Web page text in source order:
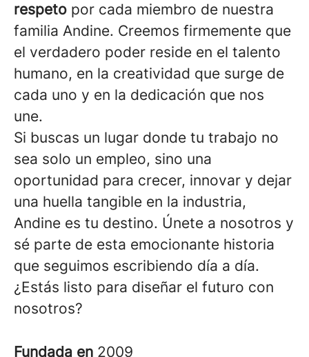
respeto por cada miembro de nuestra
familia Andine. Creemos firmemente que
el verdadero poder reside en el talento
humano, en la creatividad que surge de
cada uno y en la dedicación que nos
une.
Si buscas un lugar donde tu trabajo no
sea solo un empleo, sino una
oportunidad para crecer, innovar y dejar
una huella tangible en la industria,
Andine es tu destino. Únete a nosotros y
sé parte de esta emocionante historia
que seguimos escribiendo día a día.
¿Estás listo para diseñar el futuro con
nosotros?
Fundada en 2009